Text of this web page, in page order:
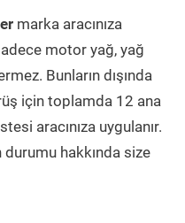
marka aracınıza
motor yağ, yağ
Bunların dışında
için toplamda 12 ana
aracınıza uygulanır.
durumu hakkında size